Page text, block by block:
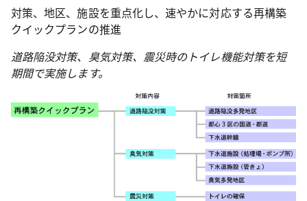
対策、地区、施設を重点化し、速やかに対応する再構築
クイックプランの推進
道路陥没対策、臭気対策、震災時のトイレ機能対策を短
期間で実施します。